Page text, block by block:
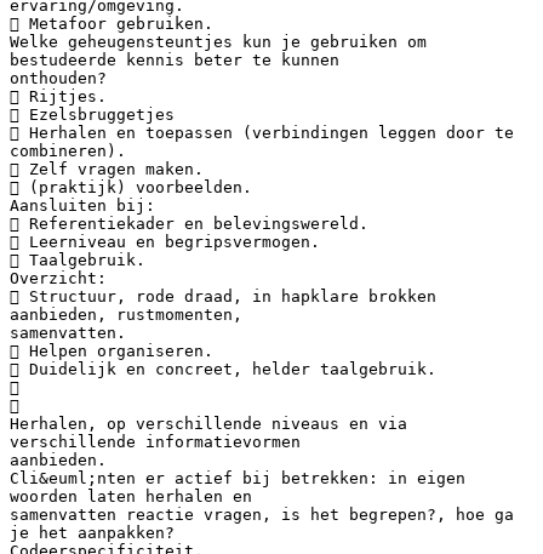
ervaring/omgeving.
 Metafoor gebruiken.
Welke geheugensteuntjes kun je gebruiken om
bestudeerde kennis beter te kunnen
onthouden?
 Rijtjes.
 Ezelsbruggetjes
 Herhalen en toepassen (verbindingen leggen door te
combineren).
 Zelf vragen maken.
 (praktijk) voorbeelden.
Aansluiten bij:
 Referentiekader en belevingswereld.
 Leerniveau en begripsvermogen.
 Taalgebruik.
Overzicht:
 Structuur, rode draad, in hapklare brokken
aanbieden, rustmomenten,
samenvatten.
 Helpen organiseren.
 Duidelijk en concreet, helder taalgebruik.


Herhalen, op verschillende niveaus en via
verschillende informatievormen
aanbieden.
Cli&euml;nten er actief bij betrekken: in eigen
woorden laten herhalen en
samenvatten reactie vragen, is het begrepen?, hoe ga
je het aanpakken?